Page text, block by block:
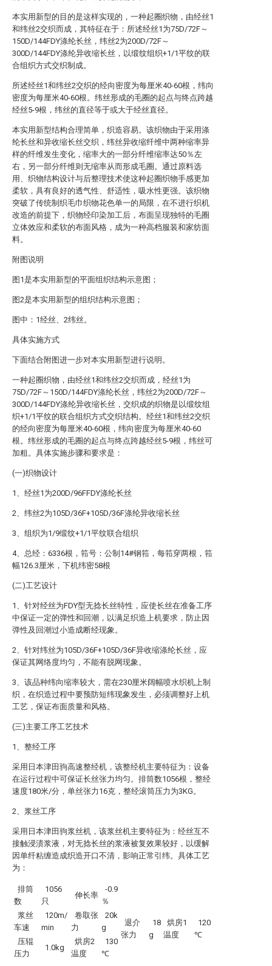
本实用新型的目的是这样实现的，一种起圈织物，由经丝1
和纬丝2交织而成，其特征在于：所述经丝1为75D/72F～
150D/144FDY涤纶长丝，纬丝2为200D/72F～
300D/144FDY涤纶异收缩长丝，以缎纹组织+1/1平纹的联
合组织方式交织制成。
所述经丝1和纬丝2交织的经向密度为每厘米40-60根，纬向
密度为每厘米40-60根。纬丝形成的毛圈的起点与终点跨越
经丝5-9根，纬丝的直径等于或大于经丝直径。
本实用新型结构合理简单，织造容易。该织物由于采用涤
纶长丝和异收缩长丝交织，纬丝异收缩纤维中两种缩率异
样的纤维发生变化，缩率大的一部分纤维缩率达50％左
右，另一部分纤维则无缩率从而形成毛圈。通过原料选
用、织物结构设计与后整理技术使这种起圈织物手感更加
柔软，具有良好的透气性、舒适性，吸水性更强。该织物
突破了传统制织毛巾织物花色单一的局限，在不进行织机
改造的前提下，织物经印染加工后，布面呈现独特的毛圈
立体效应和柔软的布面风格，成为一种高档服装和家纺面
料。
附图说明
图1是本实用新型的平面组织结构示意图；
图2是本实用新型的组织结构示意图；
图中：1经丝、2纬丝。
具体实施方式
下面结合附图进一步对本实用新型进行说明。
一种起圈织物，由经丝1和纬丝2交织而成，经丝1为
75D/72F～150D/144FDY涤纶长丝，纬丝2为200D/72F～
300D/144FDY涤纶异收缩长丝，交织成的织物是以缎纹组
织+1/1平纹的联合组织方式交织结构。经丝1和纬丝2交织
的经向密度为每厘米40-60根，纬向密度为每厘米40-60
根。纬丝形成的毛圈的起点与终点跨越经丝5-9根，纬丝可
加粗。具体实施步骤和要求是：
(一)织物设计
1、经丝1为200D/96FFDY涤纶长丝
2、纬丝2为105D/36F+105D/36F涤纶异收缩长丝
3、组织为1/9缎纹+1/1平纹联合组织
4、总经：6336根，筘号：公制14#钢筘，每筘穿两根，筘
幅126.3厘米，下机纬密58根
(二)工艺设计
1、针对经丝为FDY型无捻长丝特性，应使长丝在准备工序
中保证一定的弹性和回潮，以满足织造上机要求，防止因
弹性及回潮过小造成断经现象。
2、针对纬丝为105D/36F+105D/36F异收缩涤纶长丝，应
保证其网络度均匀，不能有脱网现象。
3、该品种纬向缩率较大，需在230厘米阔幅喷水织机上制
织，在织造过程中要预防短纬现象发生，必须调整好上机
工艺，保证布面质量和风格。
(三)主要工序工艺技术
1、整经工序
采用日本津田驹高速整经机，该整经机主要特征为：设备
在运行过程中可保证长丝张力均匀。排筒数1056根，整经
速度180米/分，单丝张力16克，整经滚筒压力为3KG。
2、浆丝工序
采用日本津田驹浆丝机，该浆丝机主要特征为：经丝互不
接触浸渍浆液，对无捻长丝的浆液被复效果较好，以缓解
因单纤粘缠造成织造开口不清，影响正常引纬。具体工艺
为：
排筒
数
1056
只
伸长率
-0.9
％
浆丝
车速
120m/
min
卷取张
力
20k
g
退介
张力
18
g
烘房1
温度
120
℃
压辊
压力
1.0kg
烘房2
温度
130
℃